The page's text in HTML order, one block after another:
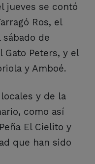
jueves se contó
Ros, el
de
Gato Peters, y el
y Amboé.
y de la
como así
El Cielito y
que han sido